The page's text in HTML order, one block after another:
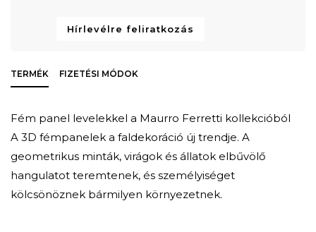
Hírlevélre feliratkozás
TERMÉK FIZETÉSI MÓDOK
Fém panel levelekkel a Maurro Ferretti kollekcióból
A 3D fémpanelek a faldekoráció új trendje. A
geometrikus minták, virágok és állatok elbűvölő
hangulatot teremtenek, és személyiséget
kölcsönöznek bármilyen környezetnek.